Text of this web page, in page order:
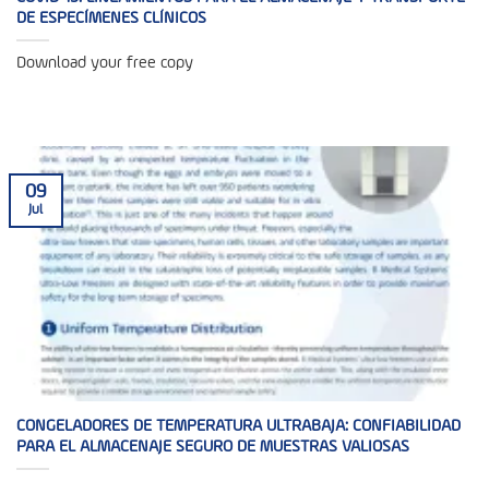
DE ESPECÍMENES CLÍNICOS
Download your free copy
CONGELADORES DE TEMPERATURA ULTRABAJA: CONFIABILIDAD
PARA EL ALMACENAJE SEGURO DE MUESTRAS VALIOSAS
09
Jul